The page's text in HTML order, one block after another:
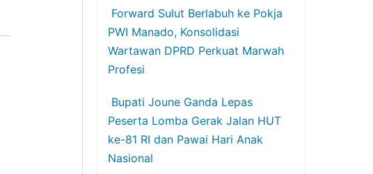
Forward Sulut Berlabuh ke Pokja
PWI Manado, Konsolidasi
Wartawan DPRD Perkuat Marwah
Profesi
Bupati Joune Ganda Lepas
Peserta Lomba Gerak Jalan HUT
ke-81 RI dan Pawai Hari Anak
Nasional